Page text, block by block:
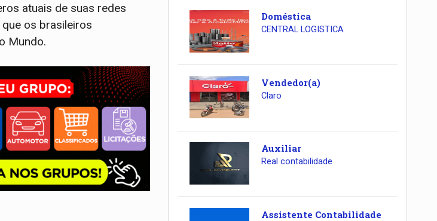
atuais de suas redes
os brasileiros
Mundo.
Doméstica
CENTRAL LOGISTICA
Vendedor(a)
Claro
Auxiliar
Real contabilidade
Assistente Contabilidade